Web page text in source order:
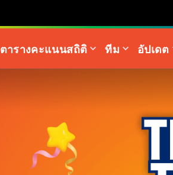
ตารางคะแนนสถิติ ทีม อัปเดต